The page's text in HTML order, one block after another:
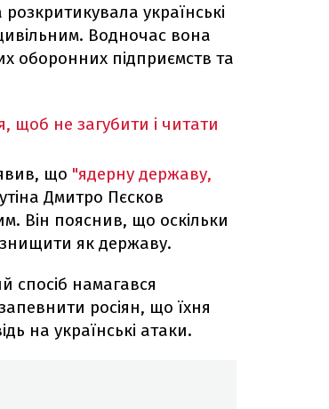
українські
Водночас вона
оборонних підприємств та
щоб не загубити і читати
що "ядерну державу,
Дмитро Пєсков
Він пояснив, що оскільки
як державу.
спосіб намагався
росіян, що їхня
на українські атаки.